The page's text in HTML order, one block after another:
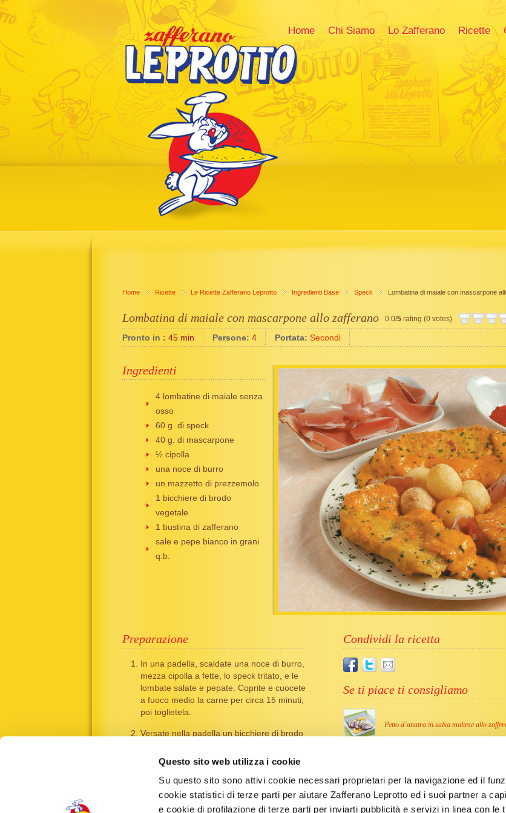
Questo sito web utilizza i cookie
Su questo sito sono attivi cookie necessari proprietari per la navigazione ed il
cookie statistici di terze parti per aiutare Zafferano Leprotto ed i suoi partner a
e cookie di profilazione di terze parti per inviarti pubblicità e servizi in linea con le
Home Chi Siamo Lo Zafferano Ricette
Home Ricette Le Ricette Zafferano Leprotto Ingredienti Base Speck Lombatina di maiale con mascarpone
Lombatina di maiale con mascarpone allo zafferano 0.0/5 rating (0 votes)
Pronto in : 45 min Persone: 4 Portata: Secondi
Ingredienti
4 lombatine di maiale senza
osso
60 g. di speck
40 g. di mascarpone
½ cipolla
una noce di burro
un mazzetto di prezzemolo
1 bicchiere di brodo
vegetale
1 bustina di zafferano
sale e pepe bianco in grani
q.b.
Condividi la ricetta
Se ti piace ti consigliamo
Petto d’anatra in salsa maltese allo
Ricette simili
Preparazione
In una padella, scaldate una noce di burro,
mezza cipolla a fette, lo speck tritato, e le
lombate salate e pepate. Coprite e cuocete
a fuoco medio la carne per circa 15 minuti;
poi toglietela.
Versate nella padella un bicchiere di brodo
e unite il mascarpone. Portate a bollore e
frullate con il frullino ad immersione.
Trasferite le lombatine in padella nella
salsa ancora per un paio di minuti per farle